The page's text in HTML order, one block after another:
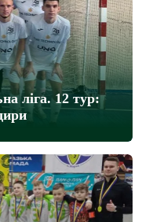
ліга. 12 тур: